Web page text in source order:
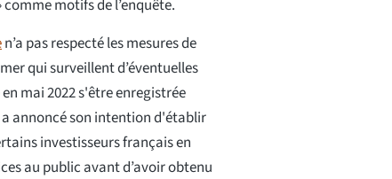
motifs de l’enquête.
n’a pas respecté les mesures de
qui surveillent d’éventuelles
mai 2022 s'être enregistrée
annoncé son intention d'établir
investisseurs français en
au public avant d’avoir obtenu